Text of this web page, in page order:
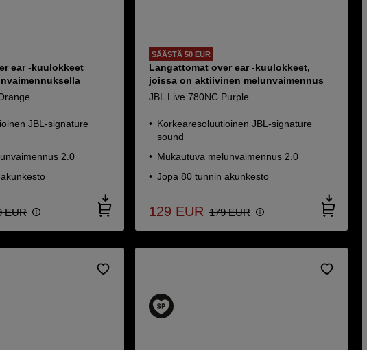
ear -kuulokkeet
JBL-signature
2.0
EUR
SÄÄSTÄ 50 EUR
Langattomat over ear -kuulokkeet,
joissa on aktiivinen melunvaimennus
JBL Live 780NC Purple
Korkearesoluutioinen JBL-signature
sound
Mukautuva melunvaimennus 2.0
Jopa 80 tunnin akunkesto
129 EUR 179 EUR